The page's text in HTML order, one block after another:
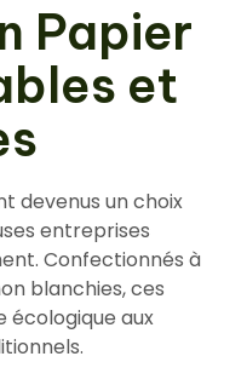
Papier
et
devenus un choix
entreprises
Confectionnés à
blanchies, ces
aux